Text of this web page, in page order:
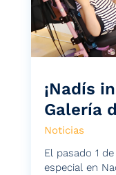
¡Nadís
Galería
Noticias
El pasado 1
especial en